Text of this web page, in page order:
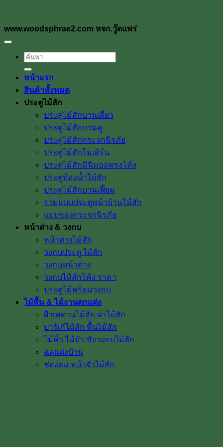
www.woodsphrae2.com หจก.วู๊ดแพร่
ค้นหา:
หน้าแรก
สินค้าทั้งหมด
ประตูไม้สัก
ประตูไม้สักบานเดี่ยว
ประตูไม้สักบานคู่
ประตูไม้สักกระจกนิรภัย
ประตูไม้สักโมเดิร์น
ประตูไม้สักมินิมอลทรงโค้ง
ประตูห้องน้ำไม้สัก
ประตูไม้สักบานเฟี้ยม
รวมแบบประตูหน้าบ้านไม้สัก
แบบของกระจกนิรภัย
หน้าต่าง & วงกบ
หน้าต่างไม้สัก
วงกบประตู ไม้สัก
วงกบหน้าต่าง
วงกบไม้สักโค้ง ราคา
ประตูไม้พร้อมวงกบ
ไม้พื้น & ไม้งานตกแต่ง
ฝ้าเพดานไม้สัก ฝาไม้สัก
ปาร์เก้ไม้สัก พื้นไม้สัก
ไม้คิ้ว ไม้บัว ซับวงกบไม้สัก
ฉลุแต่งบ้าน
ช่องลม หน้าจั่วไม้สัก